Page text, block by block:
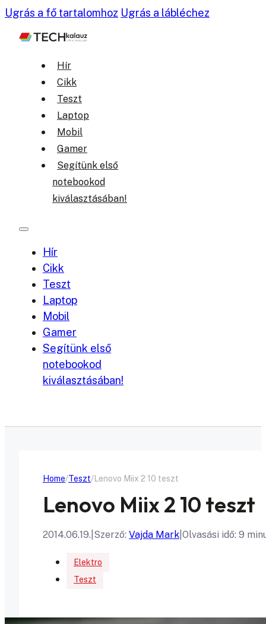
Ugrás a fő tartalomhoz Ugrás a lábléchez
Hír
Cikk
Teszt
Laptop
Mobil
Gamer
Segítünk első
notebookod
kiválasztásában!
Hír
Cikk
Teszt
Laptop
Mobil
Gamer
Segítünk első
notebookod
kiválasztásában!
Home Teszt Lenovo Miix 2 10 teszt
Lenovo Miix 2 10 teszt
2014.06.19. Szerző: Vajda Mark Olvasási idő: 9
Elektro
Teszt